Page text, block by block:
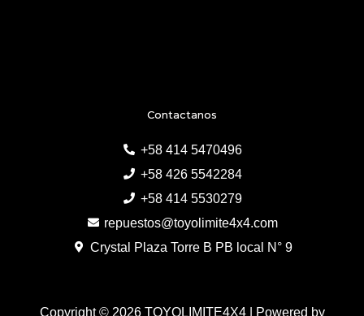
Contactanos
+58 414 5470496
+58 426 5542284
+58 414 5530279
repuestos@toyolimite4x4.com
Crystal Plaza Torre B PB local N° 9
Copyright © 2026 TOYOLIMITE4X4 | Powered by